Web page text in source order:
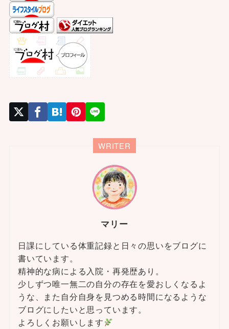
WRITER
マリー
日課にしている体重記録と日々の思いをブログに
書いています。
精神的な病による入院・再発歴あり。
少しずつ唯一無二の自分の存在を愛おしくなるよ
うな、また自分自身を見つめる時間になるような
ブログにしたいと思っています。
よろしくお願いします